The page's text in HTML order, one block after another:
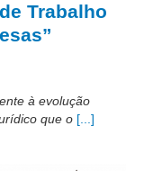
Trabalho
à evolução
que o [...]